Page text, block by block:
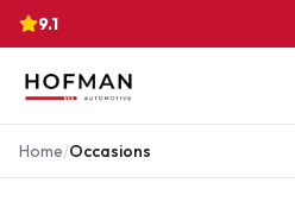
9.1
Home/Occasions